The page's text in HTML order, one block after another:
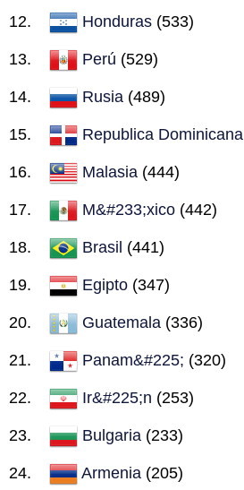
Honduras (533)
Perú (529)
Rusia (489)
Republica Dominicana
Malasia (444)
M&#233;xico (442)
Brasil (441)
Egipto (347)
Guatemala (336)
Panam&#225; (320)
Ir&#225;n (253)
Bulgaria (233)
Armenia (205)